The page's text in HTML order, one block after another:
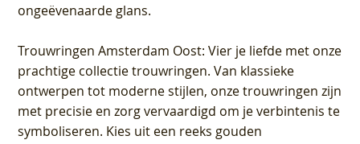
ongeëvenaarde glans.
Trouwringen Amsterdam Oost: Vier je liefde met onze
prachtige collectie trouwringen. Van klassieke
ontwerpen tot moderne stijlen, onze trouwringen zijn
met precisie en zorg vervaardigd om je verbintenis te
symboliseren. Kies uit een reeks gouden